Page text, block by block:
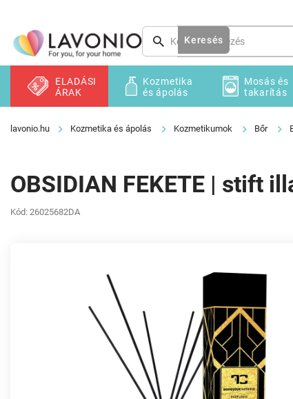
tartalomhoz
Keresés
ELADÁSI
ÁRAK
Kozmetika
és ápolás
Mosás és
takarítás
Kozmetika és ápolás Kozmetikumok Bőr
OBSIDIAN FEKETE | stift
Kód: 26025682DA